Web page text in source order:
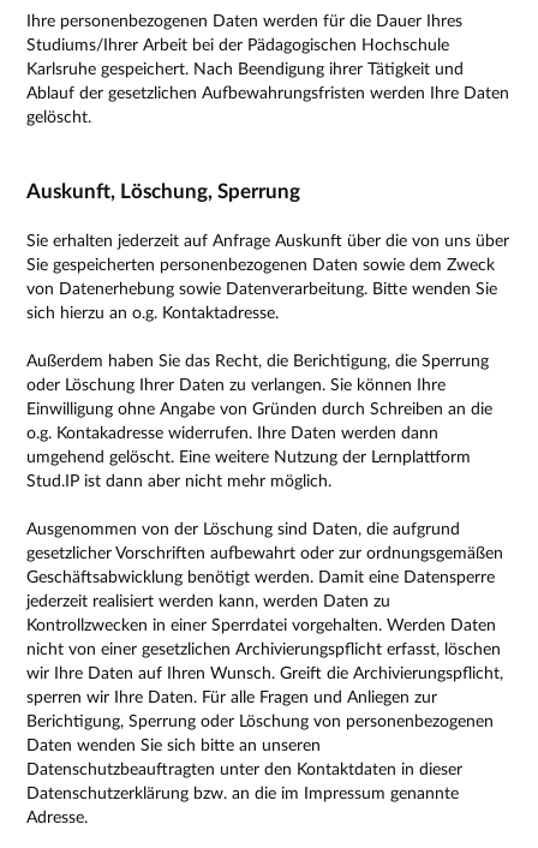
Ihre personenbezogenen Daten werden für die Dauer Ihres
Studiums/Ihrer Arbeit bei der Pädagogischen Hochschule
Karlsruhe gespeichert. Nach Beendigung ihrer Tätigkeit und
Ablauf der gesetzlichen Aufbewahrungsfristen werden Ihre Daten
gelöscht.
Auskunft, Löschung, Sperrung
Sie erhalten jederzeit auf Anfrage Auskunft über die von uns über
Sie gespeicherten personenbezogenen Daten sowie dem Zweck
von Datenerhebung sowie Datenverarbeitung. Bitte wenden Sie
sich hierzu an o.g. Kontaktadresse.
Außerdem haben Sie das Recht, die Berichtigung, die Sperrung
oder Löschung Ihrer Daten zu verlangen. Sie können Ihre
Einwilligung ohne Angabe von Gründen durch Schreiben an die
o.g. Kontakadresse widerrufen. Ihre Daten werden dann
umgehend gelöscht. Eine weitere Nutzung der Lernplattform
Stud.IP ist dann aber nicht mehr möglich.
Ausgenommen von der Löschung sind Daten, die aufgrund
gesetzlicher Vorschriften aufbewahrt oder zur ordnungsgemäßen
Geschäftsabwicklung benötigt werden. Damit eine Datensperre
jederzeit realisiert werden kann, werden Daten zu
Kontrollzwecken in einer Sperrdatei vorgehalten. Werden Daten
nicht von einer gesetzlichen Archivierungspflicht erfasst, löschen
wir Ihre Daten auf Ihren Wunsch. Greift die Archivierungspflicht,
sperren wir Ihre Daten. Für alle Fragen und Anliegen zur
Berichtigung, Sperrung oder Löschung von personenbezogenen
Daten wenden Sie sich bitte an unseren
Datenschutzbeauftragten unter den Kontaktdaten in dieser
Datenschutzerklärung bzw. an die im Impressum genannte
Adresse.